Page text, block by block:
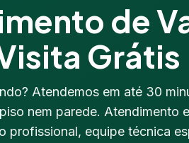
de
Grátis
Atendemos em até 30
nem parede. Atendimento
profissional, equipe técnica